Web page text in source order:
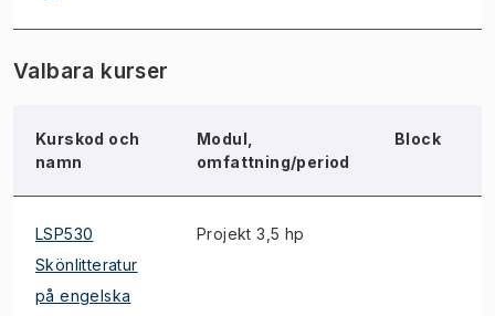
Valbara kurser
Kurskod och
namn
Modul,
omfattning/period
Block
LSP530
Skönlitteratur
på engelska
Projekt 3,5 hp